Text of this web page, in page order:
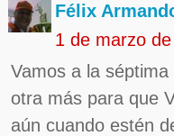
Félix
1 de marzo
Vamos a la
otra más para que
aún cuando estén